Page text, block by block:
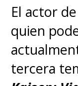
que
lectores
página.
El actor
quien
tercera